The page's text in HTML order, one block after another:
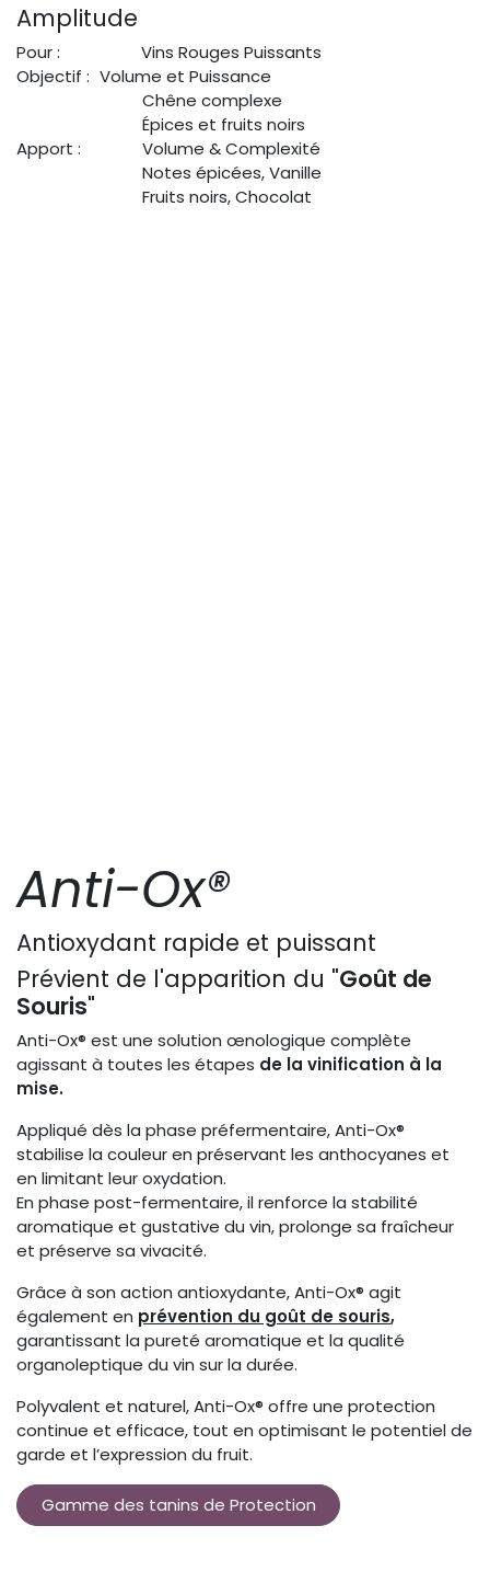
Amplitude
Pour :
​Vins Rouges Puissants
Objectif : Volume et Puissance
​Chêne complexe
​Épices et fruits noirs
Apport :
​Volume & Complexité
​Notes épicées, Vanille
​Fruits noirs, Chocolat
Anti-Ox®
Antioxydant rapide et puissant
Prévient de l'apparition du "Goût de
Souris"
Anti-Ox® est une solution œnologique complète
agissant à toutes les étapes de la vinification à la
mise.
Appliqué dès la phase préfermentaire, Anti-Ox®
stabilise la couleur en préservant les anthocyanes et
en limitant leur oxydation.
En phase post-fermentaire, il renforce la stabilité
aromatique et gustative du vin, prolonge sa fraîcheur
et préserve sa vivacité.
Grâce à son action antioxydante, Anti-Ox® agit
également en prévention du goût de souris,
garantissant la pureté aromatique et la qualité
organoleptique du vin sur la durée.
Polyvalent et naturel, Anti-Ox® offre une protection
continue et efficace, tout en optimisant le potentiel de
garde et l’expression du fruit.
Gamme des tanins de Protection